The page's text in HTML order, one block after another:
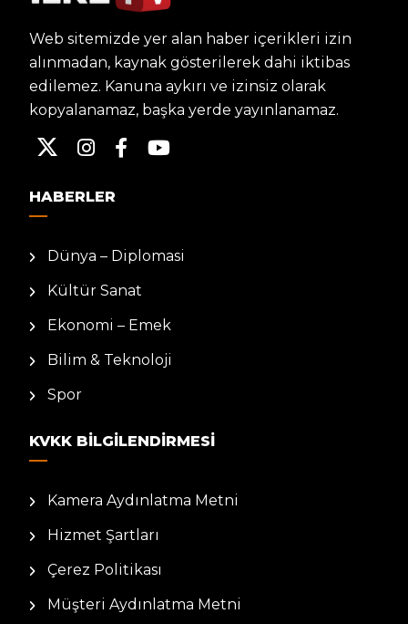
Web sitemizde yer alan haber içerikleri izin
alınmadan, kaynak gösterilerek dahi iktibas
edilemez. Kanuna aykırı ve izinsiz olarak
kopyalanamaz, başka yerde yayınlanamaz.
HABERLER
Dünya – Diplomasi
Kültür Sanat
Ekonomi – Emek
Bilim & Teknoloji
Spor
KVKK BILGILENDIRMESI
Kamera Aydınlatma Metni
Hizmet Şartları
Çerez Politikası
Müşteri Aydınlatma Metni